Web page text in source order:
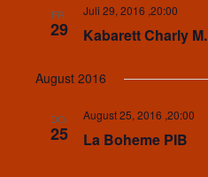
FR.
29 Kabarett Charly M.
Juli 29, 2016 ,20:00
August 2016
DO.
25 La Boheme PIB
August 25, 2016 ,20:00